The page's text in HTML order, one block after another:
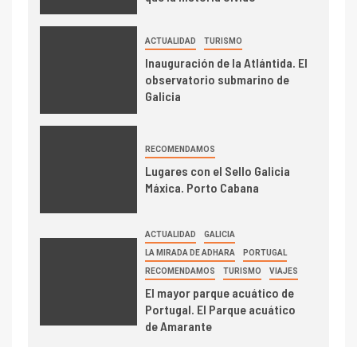
ACTUALIDAD TURISMO
Inauguración de la Atlántida. El
observatorio submarino de
Galicia
RECOMENDAMOS
Lugares con el Sello Galicia
Máxica. Porto Cabana
ACTUALIDAD GALICIA
LA MIRADA DE ADHARA PORTUGAL
RECOMENDAMOS TURISMO VIAJES
El mayor parque acuático de
Portugal. El Parque acuático
de Amarante